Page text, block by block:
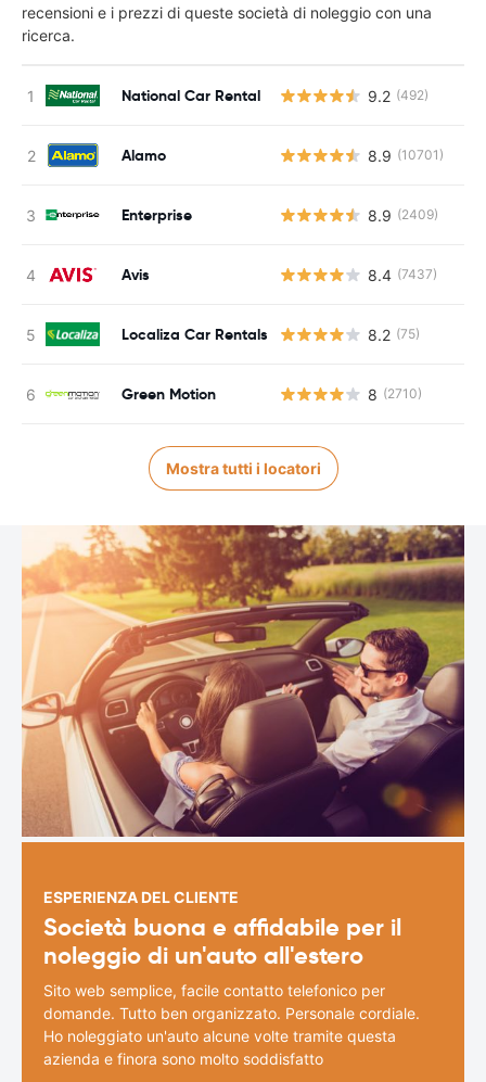
recensioni e i prezzi di queste società di noleggio con una
ricerca.
National Car Rental 9.2 (492)
Alamo 8.9 (10701)
Enterprise 8.9 (2409)
Avis 8.4 (7437)
Localiza Car Rentals 8.2 (75)
Green Motion 8 (2710)
Mostra tutti i locatori
ESPERIENZA DEL CLIENTE
Società buona e affidabile per il
noleggio di un'auto all'estero
Sito web semplice, facile contatto telefonico per
domande. Tutto ben organizzato. Personale cordiale.
Ho noleggiato un'auto alcune volte tramite questa
azienda e finora sono molto soddisfatto